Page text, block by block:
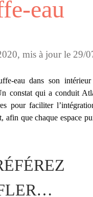
eau
, mis à jour le 29/
constat qui a conduit
pour faciliter
afin que chaque espace